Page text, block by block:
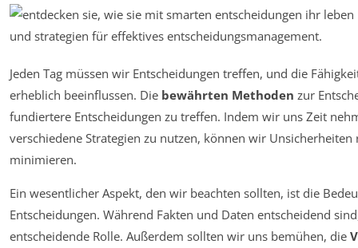
Jeden Tag müssen wir Entscheidungen treffen, und die
erheblich beeinflussen. Die bewährten Methoden zur
fundiertere Entscheidungen zu treffen. Indem wir uns Zeit
verschiedene Strategien zu nutzen, können wir
minimieren.
Ein wesentlicher Aspekt, den wir beachten sollten, ist die
Entscheidungen. Während Fakten und Daten entscheidend
entscheidende Rolle. Außerdem sollten wir uns bemühen, die